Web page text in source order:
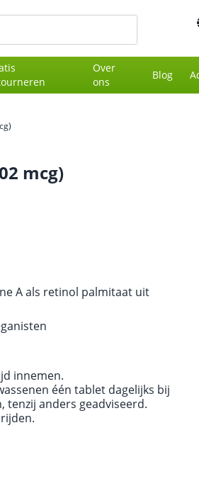
Over
ons
Blog
mcg)
A als retinol palmitaat uit
innemen.
één tablet dagelijks bij
anders geadviseerd.